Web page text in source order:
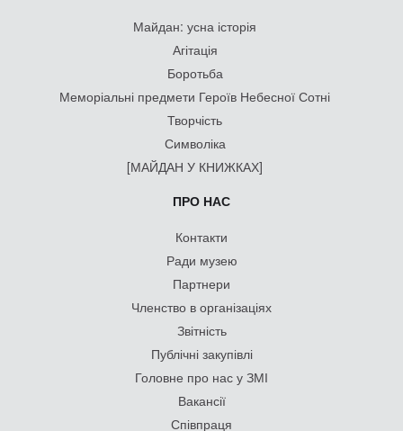
Майдан: усна історія
Агітація
Боротьба
Меморіальні предмети Героїв Небесної Сотні
Творчість
Символіка
[МАЙДАН У КНИЖКАХ]
ПРО НАС
Контакти
Ради музею
Партнери
Членство в організаціях
Звітність
Публічні закупівлі
Головне про нас у ЗМІ
Вакансії
Співпраця